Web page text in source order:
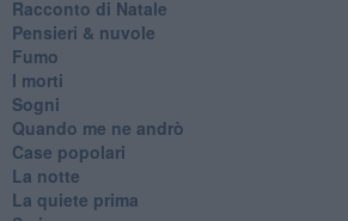
Racconto di Natale
Pensieri & nuvole
Fumo
I morti
Sogni
Quando me ne andrò
Case popolari
La notte
La quiete prima